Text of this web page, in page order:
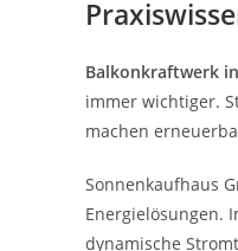
Balkonkraftwerk
immer wichtiger.
machen
Sonnenkaufhaus
Energielösungen.
dynamische